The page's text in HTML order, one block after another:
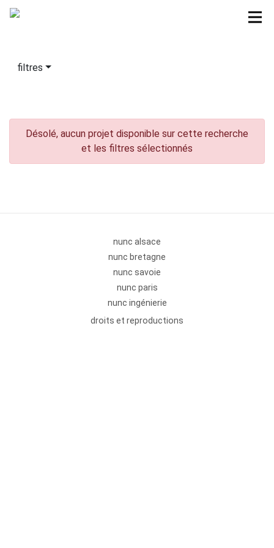
filtres
Désolé, aucun projet disponible sur cette recherche
et les filtres sélectionnés
nunc alsace
nunc bretagne
nunc savoie
nunc paris
nunc ingénierie
droits et reproductions